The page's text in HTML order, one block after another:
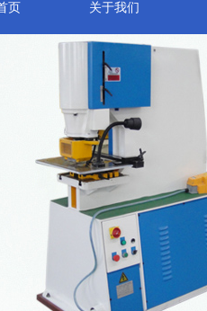
页 关于我们